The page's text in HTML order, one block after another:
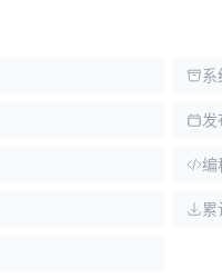
系
发
编
累